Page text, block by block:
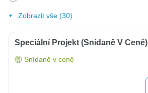
Zobrazit vše (30)
Speciální Projekt (snídaně V Ceně)
Snídaně v ceně